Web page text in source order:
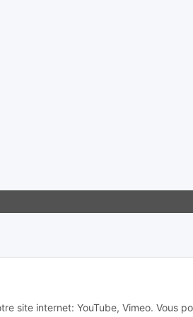
site internet: YouTube, Vimeo. Vous